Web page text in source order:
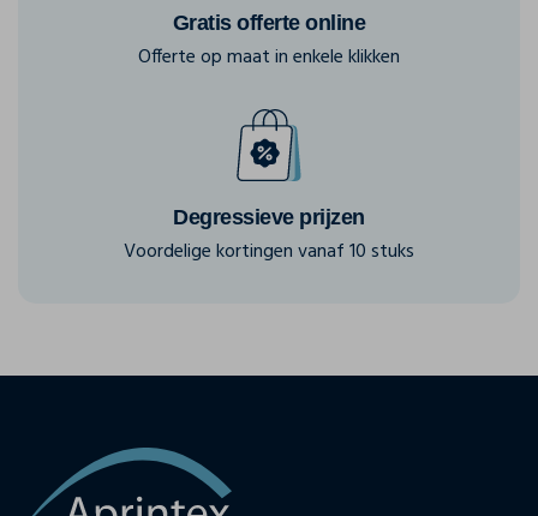
Gratis offerte online
Offerte op maat in enkele klikken
Degressieve prijzen
Voordelige kortingen vanaf 10 stuks